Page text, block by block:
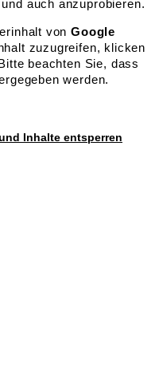
auch anzuprobieren.
vonGoogle
zuzugreifen, klicken
beachten Sie, dass
werden.
Inhalte entsperren